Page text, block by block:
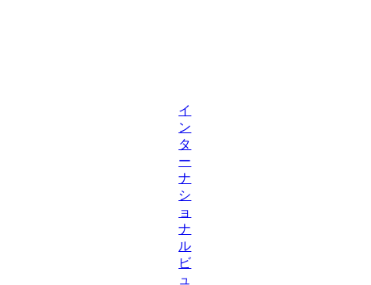
イ
ン
タ
ー
ナ
シ
ョ
ナ
ル
ビ
ュ